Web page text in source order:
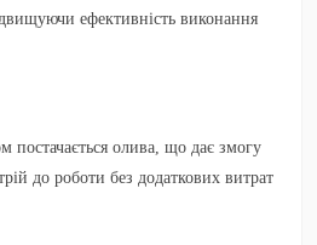
ефективність виконання
постачається олива, що дає змогу
до роботи без додаткових витрат